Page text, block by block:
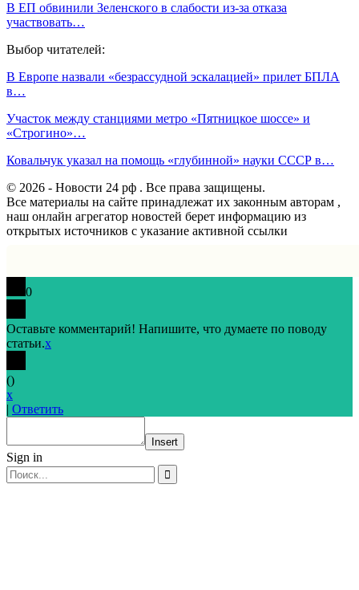
В ЕП обвинили Зеленского в слабости из-за отказа
участвовать…
Выбор читателей:
В Европе назвали «безрассудной эскалацией» прилет БПЛА
в…
Участок между станциями метро «Пятницкое шоссе» и
«Строгино»…
Ковальчук указал на помощь «глубинной» науки СССР в…
© 2026 - Новости 24 рф . Все права защищены.
Все материалы на сайте принадлежат их законным авторам ,
наш онлайн агрегатор новостей берет информацию из
открытых источников с указание активной ссылки
0
Оставьте комментарий! Напишите, что думаете по поводу
статьи.x
()
x
| Ответить
Insert
Sign in